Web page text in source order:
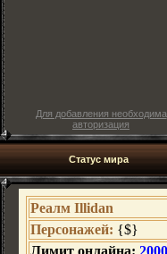
Для добавления необходима
авторизация
Статус мира